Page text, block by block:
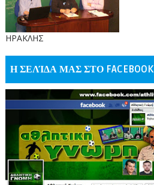
ΗΡΑΚΛΗΣ
Η ΣΕΛΊΔΑ ΜΑΣ ΣΤΟ FACEBOOK